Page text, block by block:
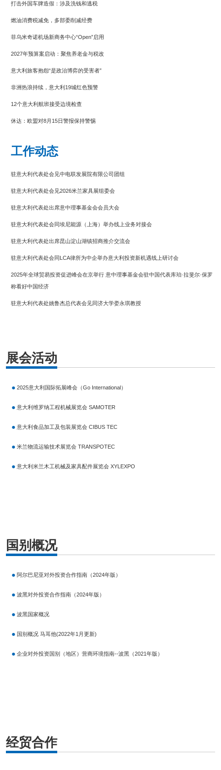
打击外国车牌造假：涉及洗钱和逃税
燃油消费税减免，多部委削减经费
菲乌米奇诺机场新商务中心“Open”启用
2027年预算案启动：聚焦养老金与税改
意大利旅客抱怨“是政治博弈的受害者”
非洲热浪持续，意大利19城红色预警
12个意大利航班接受边境检查
休达：欧盟对8月15日警报保持警惕
工作动态
驻意大利代表处会见中电联发展院有限公司团组
驻意大利代表处会见2026米兰家具展组委会
驻意大利代表处出席意中理事基金会会员大会
驻意大利代表处会同埃尼能源（上海）举办线上业务对接会
驻意大利代表处出席昆山淀山湖镇招商推介交流会
驻意大利代表处会同LCA律所为中企举办意大利投资新机遇线上研讨会
2025年全球贸易投资促进峰会在京举行 意中理事基金会驻中国代表库珀·拉斐尔·保罗
称看好中国经济
驻意大利代表处姚鲁杰总代表会见同济大学娄永琪教授
展会活动
2025意大利国际拓展峰会（Go International）
意大利维罗纳工程机械展览会 SAMOTER
意大利食品加工及包装展览会 CIBUS TEC
米兰物流运输技术展览会 TRANSPOTEC
意大利米兰木工机械及家具配件展览会 XYLEXPO
国别概况
阿尔巴尼亚对外投资合作指南（2024年版）
波黑对外投资合作指南（2024年版）
波黑国家概况
国别概况 马耳他(2022年1月更新)
企业对外投资国别（地区）营商环境指南--波黑（2021年版）
经贸合作